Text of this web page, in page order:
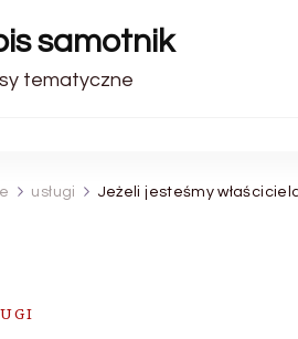
samotnik
tematyczne
usługi Jeżeli jesteśmy